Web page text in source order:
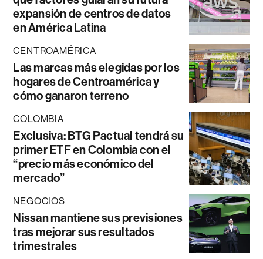
expansión de centros de datos
en América Latina
CENTROAMÉRICA
Las marcas más elegidas por los
hogares de Centroamérica y
cómo ganaron terreno
COLOMBIA
Exclusiva: BTG Pactual tendrá su
primer ETF en Colombia con el
“precio más económico del
mercado”
NEGOCIOS
Nissan mantiene sus previsiones
tras mejorar sus resultados
trimestrales